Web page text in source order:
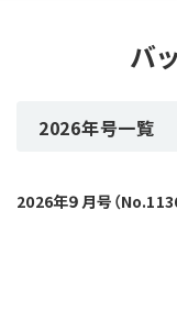
バ
2026年号一覧
2026年９月号（No.1136